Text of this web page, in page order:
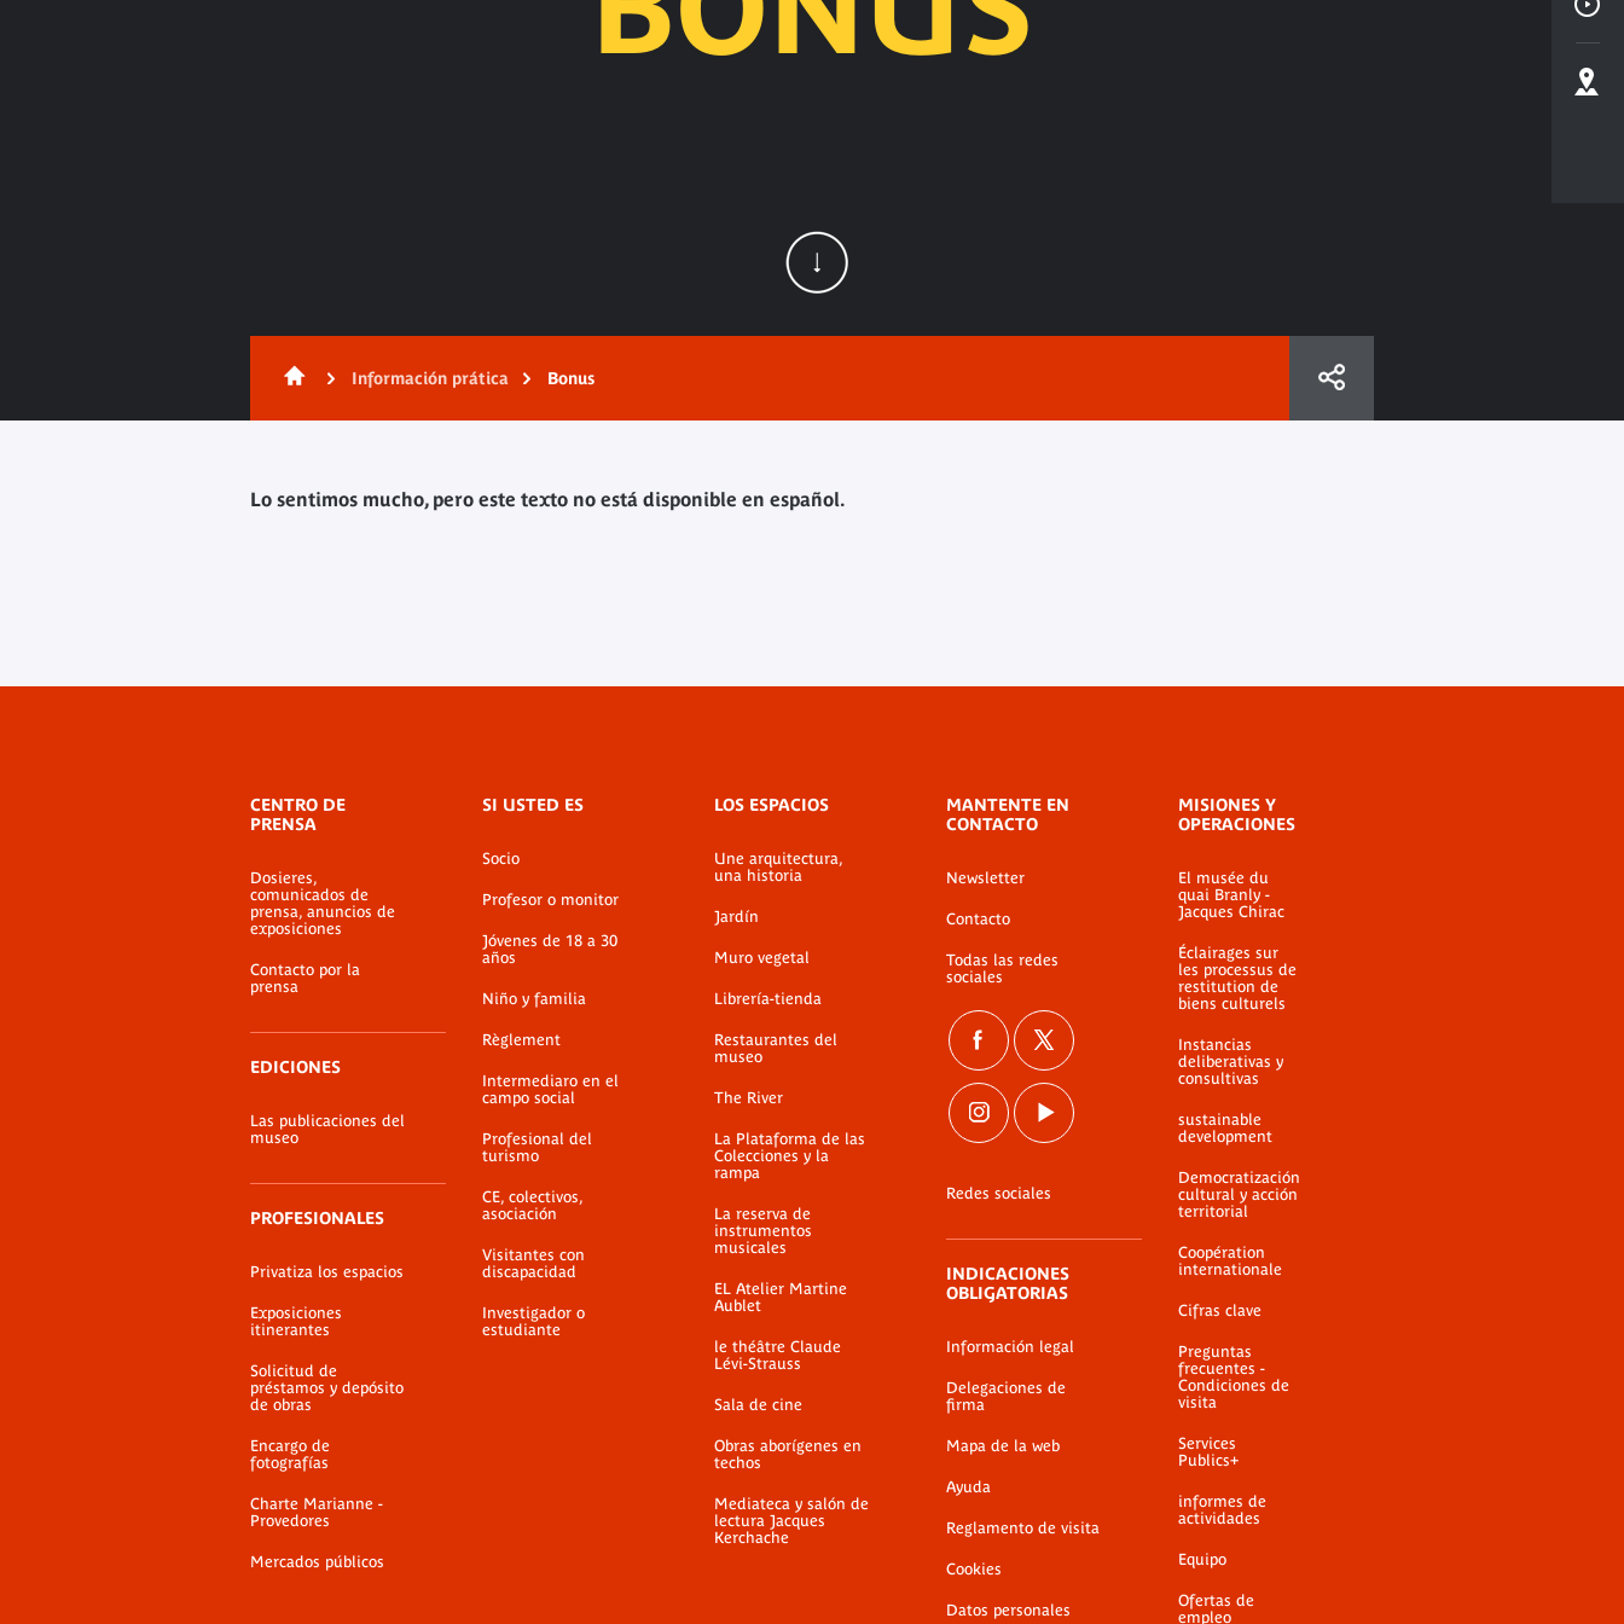
Información prática Bonus
Lo sentimos mucho, pero este texto no está disponible en español.
de
pie
página
CENTRO DE
PRENSA
Dosieres,
comunicados de
prensa, anuncios de
exposiciones
Contacto por la
prensa
EDICIONES
Las publicaciones del
museo
PROFESIONALES
Privatiza los espacios
Exposiciones
itinerantes
Solicitud de
préstamos y depósito
de obras
Encargo de
fotografías
Charte Marianne -
Provedores
Mercados públicos
SI USTED ES
Socio
Profesor o monitor
Jóvenes de 18 a 30
años
Niño y familia
Règlement
Intermediaro en el
campo social
Profesional del
turismo
CE, colectivos,
asociación
Visitantes con
discapacidad
Investigador o
estudiante
LOS ESPACIOS
Une arquitectura,
una historia
Jardín
Muro vegetal
Librería-tienda
Restaurantes del
museo
The River
La Plataforma de las
Colecciones y la
rampa
La reserva de
instrumentos
musicales
EL Atelier Martine
Aublet
le théâtre Claude
Lévi-Strauss
Sala de cine
Obras aborígenes en
techos
Mediateca y salón de
lectura Jacques
Kerchache
MANTENTE EN
CONTACTO
Newsletter
Contacto
Todas las redes
sociales
Redes sociales
INDICACIONES
OBLIGATORIAS
Información legal
Delegaciones de
firma
Mapa de la web
Ayuda
Reglamento de visita
Cookies
Datos personales
MISIONES Y
OPERACIONES
El musée du
quai Branly -
Jacques Chirac
Éclairages sur
les processus de
restitution de
biens culturels
Instancias
deliberativas y
consultivas
sustainable
development
Democratización
cultural y acción
territorial
Coopération
internationale
Cifras clave
Preguntas
frecuentes -
Condiciones de
visita
Services
Publics+
informes de
actividades
Equipo
Ofertas de
empleo